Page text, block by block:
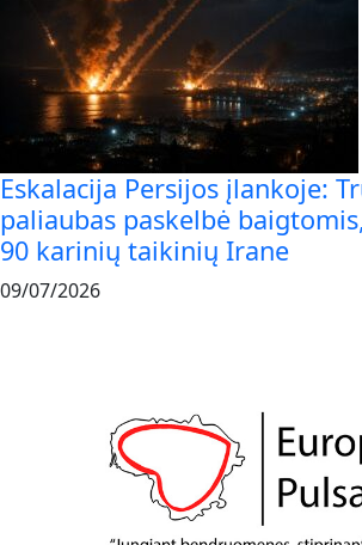
Eskalacija Persijos įlankoje:
paliaubas paskelbė
90 karinių taikinių Irane
09/07/2026